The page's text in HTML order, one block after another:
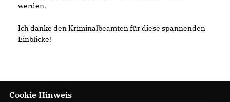
werden.
Ich danke den Kriminalbeamten für diese spannenden
Einblicke!
25.09.2017
Cookie Hinweis